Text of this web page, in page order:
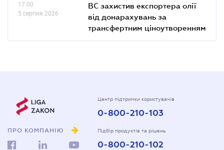
17.00
5 серпня 2026
ВС захистив експортера олії
від донарахувань за
трансфертним ціноутворенням
ПРО КОМПАНІЮ
Центр підтримки користувачів
0-800-210-103
Підбір продуктів та рішень
0-800-210-102